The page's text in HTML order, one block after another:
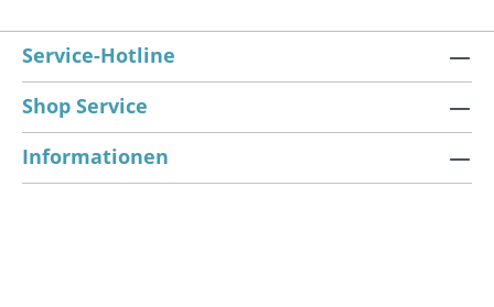
Service-Hotline
Shop Service
Informationen